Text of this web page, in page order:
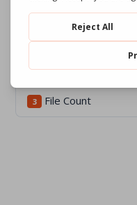
515 Download
1.94 MB File Size
3 File Count